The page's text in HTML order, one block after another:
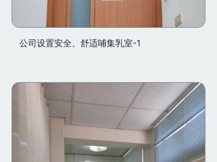
公司设置安全、舒适哺集乳室-1